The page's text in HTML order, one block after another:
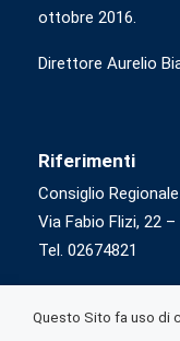
ottobre 2016.
Direttore Aurelio
Riferimenti
Consiglio
Via Fabio Flizi, 22
Tel. 02674821
Questo Sito fa uso di